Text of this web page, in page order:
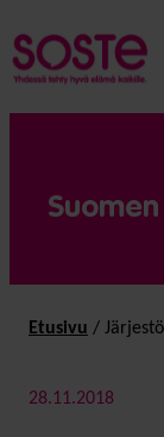
Etusivu /
28.11.2018